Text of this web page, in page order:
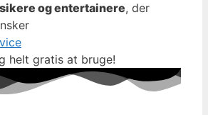
og entertainere, der
helt gratis at bruge!